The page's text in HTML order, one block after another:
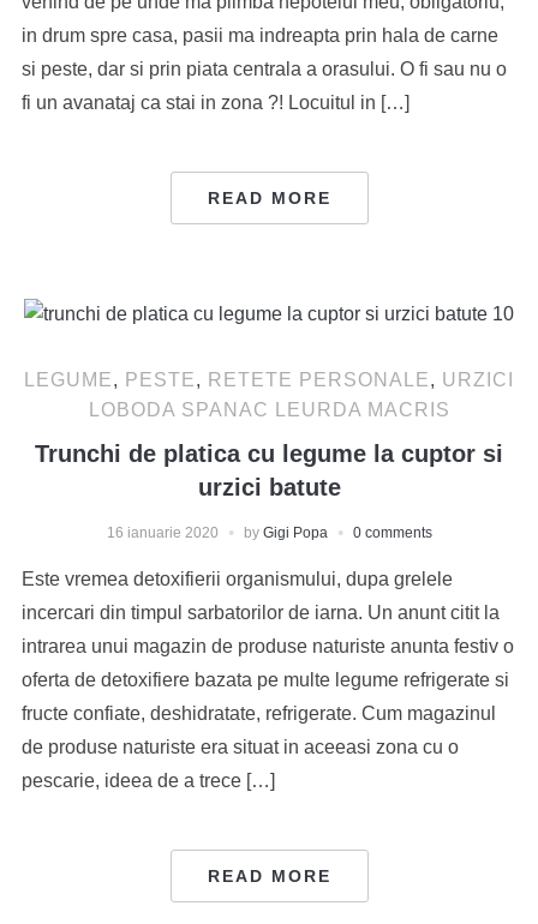
in drum spre casa, pasii ma indreapta prin hala de carne
si peste, dar si prin piata centrala a orasului. O fi sau nu o
fi un avanataj ca stai in zona ?! Locuitul in […]
READ MORE
LEGUME, PESTE, RETETE PERSONALE, URZICI
LOBODA SPANAC LEURDA MACRIS
Trunchi de platica cu legume la cuptor si
urzici batute
16 ianuarie 2020 by Gigi Popa 0 comments
Este vremea detoxifierii organismului, dupa grelele
incercari din timpul sarbatorilor de iarna. Un anunt citit la
intrarea unui magazin de produse naturiste anunta festiv o
oferta de detoxifiere bazata pe multe legume refrigerate si
fructe confiate, deshidratate, refrigerate. Cum magazinul
de produse naturiste era situat in aceeasi zona cu o
pescarie, ideea de a trece […]
READ MORE